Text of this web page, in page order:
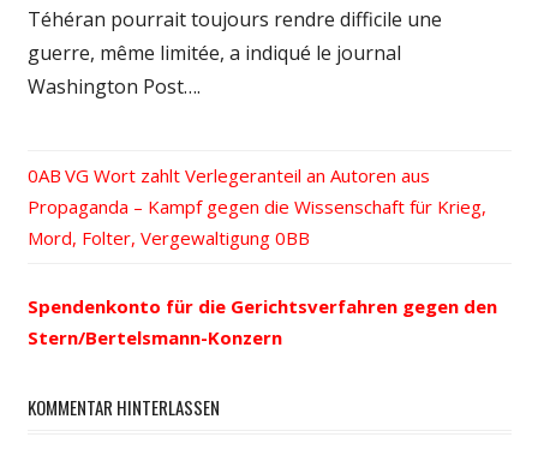
Téhéran pourrait toujours rendre difficile une
guerre, même limitée, a indiqué le journal
Washington Post….
Beitrags-
Navigation
Vorheriger
Beitrag:
VG Wort zahlt Verlegeranteil an Autoren aus
Nächster
Beitrag:
Propaganda – Kampf gegen die Wissenschaft für Krieg,
Mord, Folter, Vergewaltigung
Spendenkonto für die Gerichtsverfahren gegen den
Stern/Bertelsmann-Konzern
KOMMENTAR HINTERLASSEN